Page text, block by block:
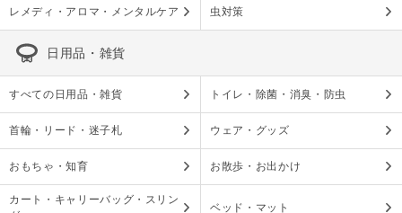
レメディ・アロマ・メンタルケア 虫対策
日用品・雑貨
すべての日用品・雑貨 トイレ・除菌・消臭・防虫
首輪・リード・迷子札 ウェア・グッズ
おもちゃ・知育 お散歩・お出かけ
カート・キャリーバッグ・スリン
ベッド・マット